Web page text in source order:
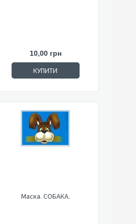
10,00 грн
КУПИТИ
Маска. СОБАКА.